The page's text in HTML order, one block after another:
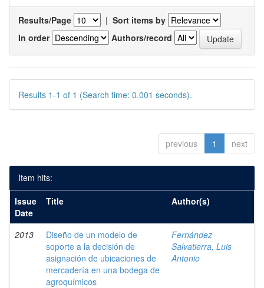
Results/Page | Sort items by
In order
Authors/record
Results 1-1 of 1 (Search time: 0.001 seconds).
previous 1 next
Item hits:
Issue
Date
Title Author(s)
2013
Diseño de un modelo de
soporte a la decisión de
asignación de ubicaciones de
mercadería en una bodega de
agroquímicos
Fernández
Salvatierra, Luis
Antonio